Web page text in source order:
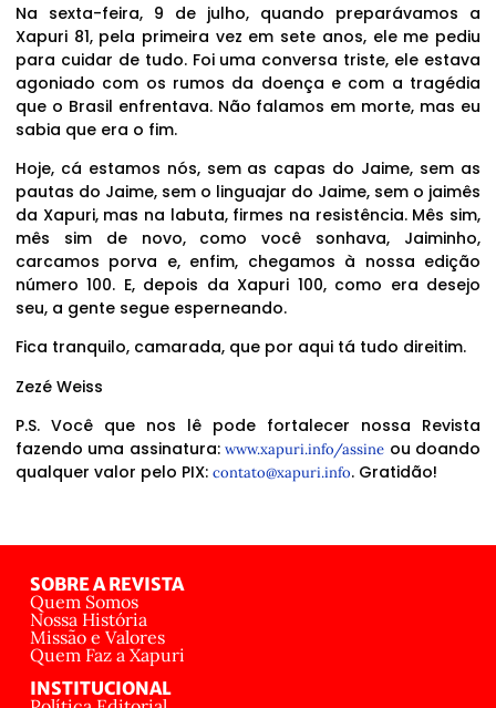
Na sexta-feira, 9 de julho, quando preparávamos a
Xapuri 81, pela primeira vez em sete anos, ele me pediu
para cuidar de tudo. Foi uma conversa triste, ele estava
agoniado com os rumos da doença e com a tragédia
que o Brasil enfrentava. Não falamos em morte, mas eu
sabia que era o fim.
Hoje, cá estamos nós, sem as capas do Jaime, sem as
pautas do Jaime, sem o linguajar do Jaime, sem o jaimês
da Xapuri, mas na labuta, firmes na resistência. Mês sim,
mês sim de novo, como você sonhava, Jaiminho,
carcamos porva e, enfim, chegamos à nossa edição
número 100. E, depois da Xapuri 100, como era desejo
seu, a gente segue esperneando.
Fica tranquilo, camarada, que por aqui tá tudo direitim.
Zezé Weiss
P.S. Você que nos lê pode fortalecer nossa Revista
fazendo uma assinatura:www.xapuri.info/assine ou doando
qualquer valor pelo PIX: contato@xapuri.info. Gratidão!
SOBRE A REVISTA
Quem Somos
Nossa História
Missão e Valores
Quem Faz a Xapuri
INSTITUCIONAL